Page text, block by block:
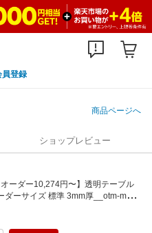
員登録
商品ページへ
ショップレビュー
オーダー10,274円〜】透明テーブル
ダーサイズ 標準 3mm厚__otm-mg-3